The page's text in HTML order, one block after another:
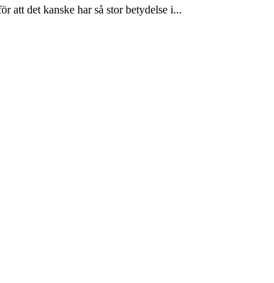
att det kanske har så stor betydelse i...